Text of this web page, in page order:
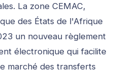
La zone CEMAC,
des États de l'Afrique
un nouveau règlement
électronique qui facilite
marché des transferts